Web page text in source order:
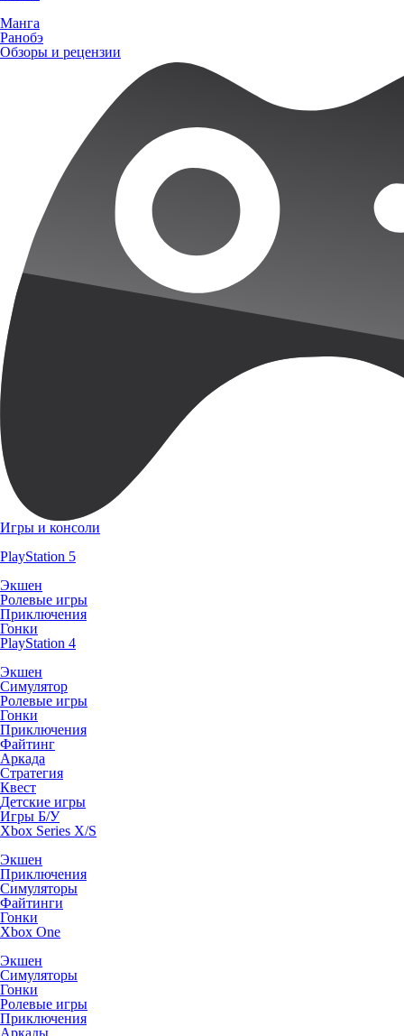
Манга
Ранобэ
Обзоры и рецензии
Игры и консоли
PlayStation 5
Экшен
Ролевые игры
Приключения
Гонки
PlayStation 4
Экшен
Симулятор
Ролевые игры
Гонки
Приключения
Файтинг
Аркада
Стратегия
Квест
Детские игры
Игры Б/У
Xbox Series X/S
Экшен
Приключения
Симуляторы
Файтинги
Гонки
Xbox One
Экшен
Симуляторы
Гонки
Ролевые игры
Приключения
Аркады